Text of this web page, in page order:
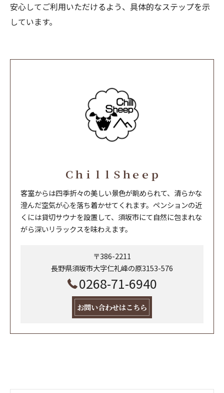
安心してご利用いただけるよう、具体的なステップを示
しています。
ＣｈｉｌｌＳｈｅｅｐ
客室からは四季折々の美しい景色が眺められて、清らかな
澄んだ空気が心を落ち着かせてくれます。ペンションの近
くには貸切サウナを設置して、須坂市にて自然に包まれな
がら深いリラックスを味わえます。
〒386-2211
長野県須坂市大字仁礼峰の原3153-576
0268-71-6940
お問い合わせはこちら